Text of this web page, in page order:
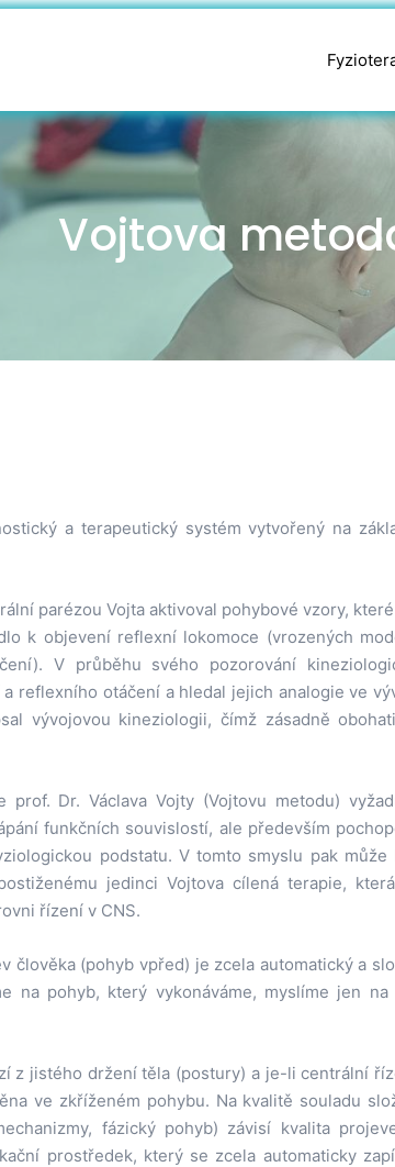
Vojtova
a terapeutický systém vytvořený na
parézou Vojta aktivoval pohybové vzory, které
k objevení reflexní lokomoce (vrozených
V průběhu svého pozorování
reflexního otáčení a hledal jejich analogie ve
vývojovou kineziologii, čímž zásadně
Dr. Václava Vojty (Vojtovu metodu)
funkčních souvislostí, ale především
podstatu. V tomto smyslu pak může
jedinci Vojtova cílená terapie,
řízení v CNS.
člověka (pohyb vpřed) je zcela automatický a
na pohyb, který vykonáváme, myslíme jen na
z jistého držení těla (postury) a je-li centrální
ve zkříženém pohybu. Na kvalitě souladu
fázický pohyb) závisí kvalita
prostředek, který se zcela automaticky